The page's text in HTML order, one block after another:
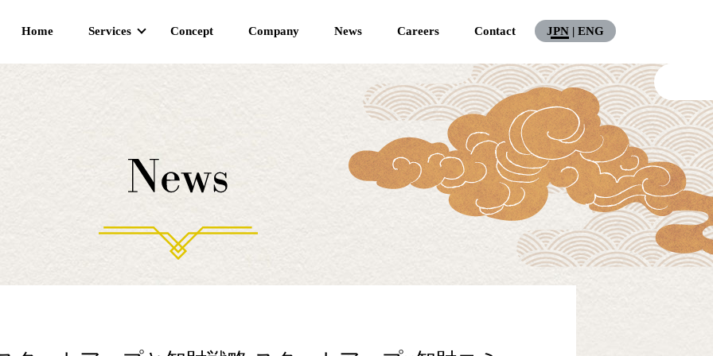
Home Services Concept Company News Careers Contact JPN | ENG